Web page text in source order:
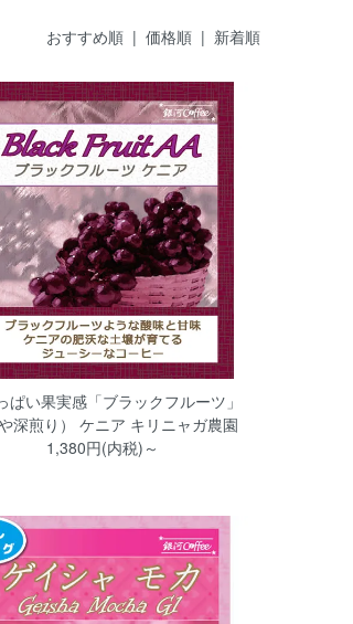
おすすめ順 | 価格順 | 新着順
ぱい果実感「ブラックフルーツ」
や深煎り） ケニア キリニャガ農園
1,380円(内税)～